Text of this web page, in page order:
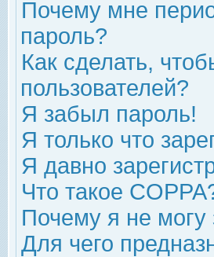
Почему мне
пароль?
Как сделать,
пользователей?
Я забыл пароль!
Я только что
Я давно
Что такое
Почему я не могу
Для чего